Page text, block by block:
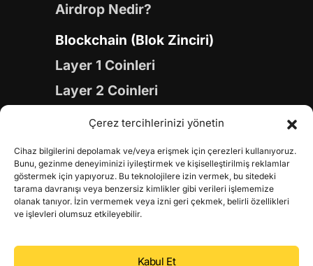
Çerez tercihlerinizi yönetin
Cihaz bilgilerini depolamak ve/veya erişmek için çerezleri kullanıyoruz.
Bunu, gezinme deneyiminizi iyileştirmek ve kişiselleştirilmiş reklamlar
göstermek için yapıyoruz. Bu teknolojilere izin vermek, bu sitedeki
tarama davranışı veya benzersiz kimlikler gibi verileri işlememize
olanak tanıyor. İzin vermemek veya izni geri çekmek, belirli özellikleri
ve işlevleri olumsuz etkileyebilir.
Kabul Et
Airdrop Nedir?
Blockchain (Blok Zinciri)
Layer 1 Coinleri
Layer 2 Coinleri
Yapay Zeka (AI) Coinleri
Gaming Coinleri
RWA Coinleri
DeFi Coinleri
DePIN Coinleri